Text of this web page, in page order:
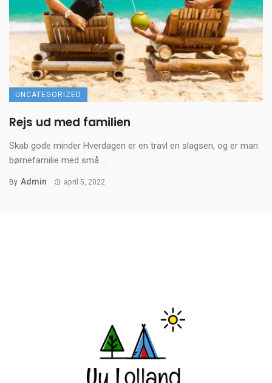
UNCATEGORIZED
Rejs ud med familien
Skab gode minder Hverdagen er en travl en slagsen, og er man
børnefamilie med små ...
By Admin april 5, 2022